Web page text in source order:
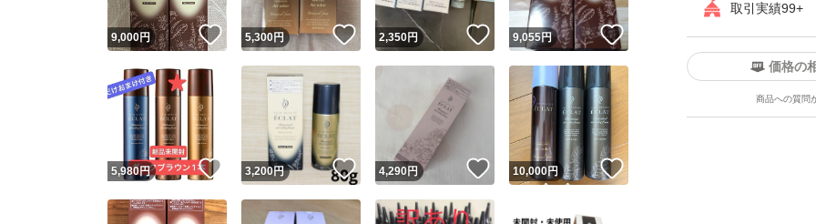
取引実績99+
価格の
商品への質問
9,000円 いいね！
5,300円 いいね！
2,350円 いいね！
9,055円 いいね！
5,980円 いいね！
3,200円 いいね！
4,290円 いいね！
10,000円